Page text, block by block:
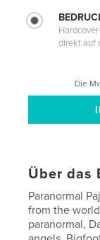
direkt auf
Die
Über das
Paranormal
from the
paranormal,